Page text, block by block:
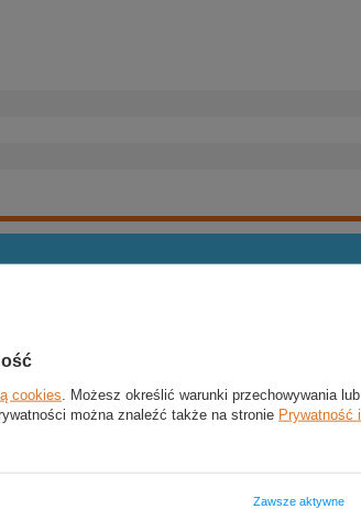
opinię, musisz byćzalogowany.
cookies . Możesz określić warunki przechowywania lub
można znaleźć także na stronie Prywatność i
Zawsze aktywne